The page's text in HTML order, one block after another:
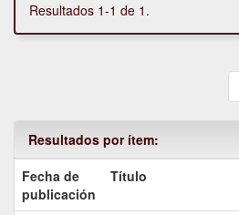
Resultados 1-1 de 1.
Resultados por ítem:
Fecha de
publicación
Título